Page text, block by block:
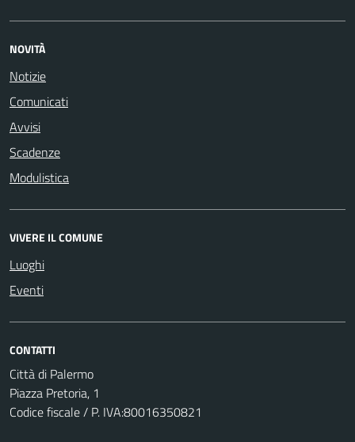
NOVITÀ
Notizie
Comunicati
Avvisi
Scadenze
Modulistica
VIVERE IL COMUNE
Luoghi
Eventi
CONTATTI
Città di Palermo
Piazza Pretoria, 1
Codice fiscale / P. IVA:80016350821